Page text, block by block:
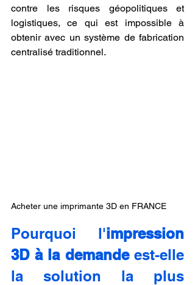
contre les risques géopolitiques et
logistiques, ce qui est impossible à
obtenir avec un système de fabrication
centralisé traditionnel.
Acheter une imprimante 3D en FRANCE
Pourquoi l'impression
3D à la demande est-elle
la solution la plus